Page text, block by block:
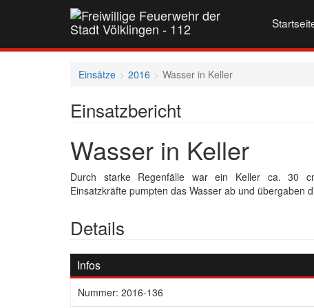
Einsätze 2016 Wasser in Keller
Einsatzbericht
Wasser in Keller
Durch starke Regenfälle war ein Keller ca. 30
Einsatzkräfte pumpten das Wasser ab und übergaben
Details
Infos
Nummer: 2016-136